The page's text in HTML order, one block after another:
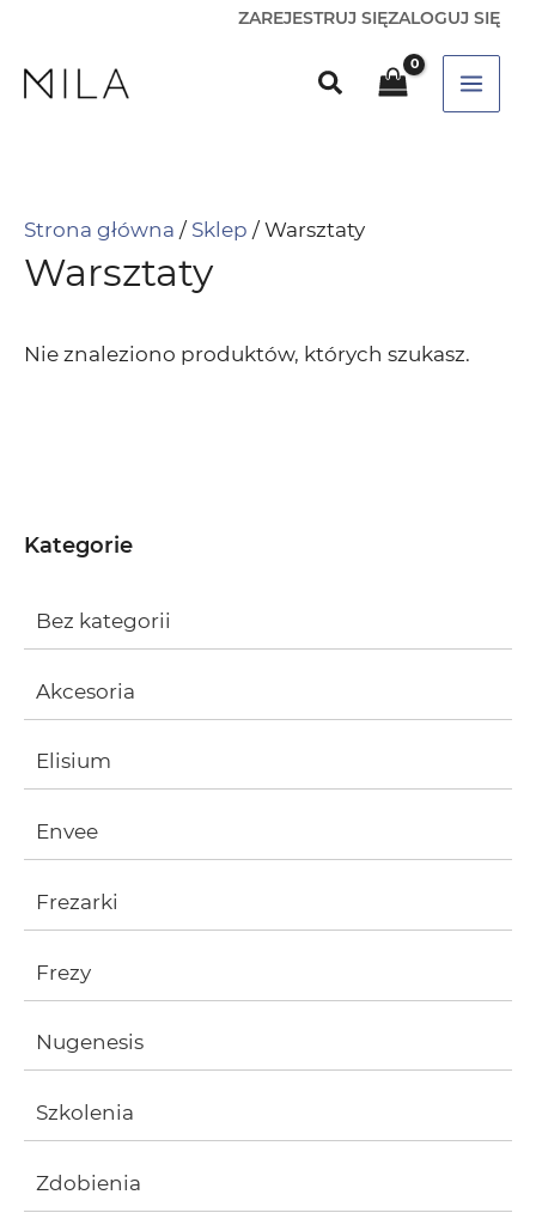
ZAREJESTRUJ SIĘZALOGUJ SIĘ
Kategorie
Bez kategorii
Akcesoria
Elisium
Envee
Frezarki
Frezy
Nugenesis
Szkolenia
Zdobienia
Strona główna / Sklep / Warsztaty
Warsztaty
Nie znaleziono produktów, których szukasz.